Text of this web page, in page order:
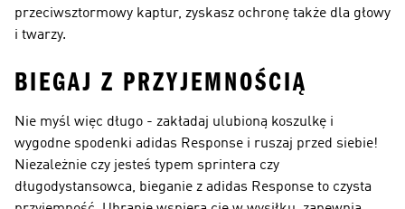
przeciwsztormowy kaptur, zyskasz ochronę także dla głowy
i twarzy.
BIEGAJ Z PRZYJEMNOŚCIĄ
Nie myśl więc długo - zakładaj ulubioną koszulkę i
wygodne spodenki adidas Response i ruszaj przed siebie!
Niezależnie czy jesteś typem sprintera czy
długodystansowca, bieganie z adidas Response to czysta